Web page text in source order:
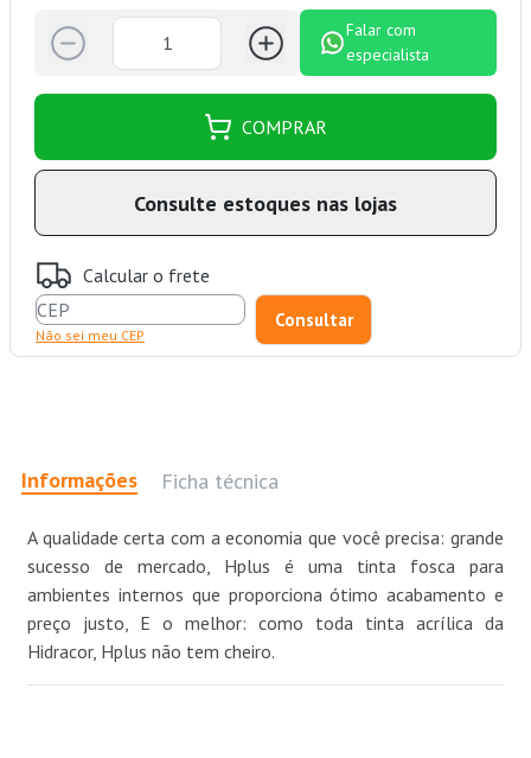
Falar com
especialista
COMPRAR
Consulte estoques nas lojas
Calcular o frete
Não sei meu CEP
Informações Ficha técnica
A qualidade certa com a economia que você precisa: grande
sucesso de mercado, Hplus é uma tinta fosca para
ambientes internos que proporciona ótimo acabamento e
preço justo, E o melhor: como toda tinta acrílica da
Hidracor, Hplus não tem cheiro.